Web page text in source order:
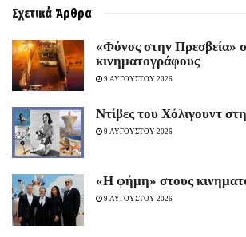
Σχετικά Άρθρα
«Φόνος στην Πρεσβεία»
κινηματογράφους
9 ΑΥΓΟΥΣΤΟΥ 2026
Ντίβες του Χόλιγουντ
9 ΑΥΓΟΥΣΤΟΥ 2026
«H φήμη» στους
9 ΑΥΓΟΥΣΤΟΥ 2026